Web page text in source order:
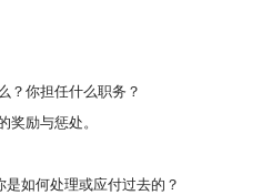
？你担任什么职务？
励与惩处。
如何处理或应付过去的？